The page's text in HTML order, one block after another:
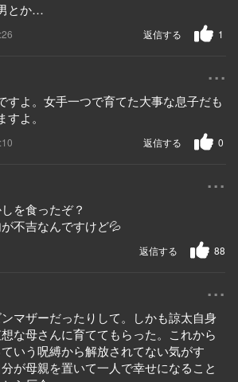
とか…
1
返信する
...
すよ。女手一つで育てた大事な息子だも
よ。
0
返信する
...
を食ったぞ？
不吉なんですけど💦
88
返信する
...
マザーだったりして。しかも諒太自身
な母さんに育ててもらった。これから
いう呪縛から解放されてない気がす
が母親を置いて一人で幸せになること